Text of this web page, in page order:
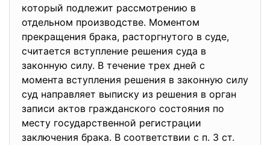
который подлежит рассмотрению в
отдельном производстве. Моментом
прекращения брака, расторгнутого в суде,
считается вступление решения суда в
законную силу. В течение трех дней с
момента вступления решения в законную силу
суд направляет выписку из решения в орган
записи актов гражданского состояния по
месту государственной регистрации
заключения брака. В соответствии с п. 3 ст.